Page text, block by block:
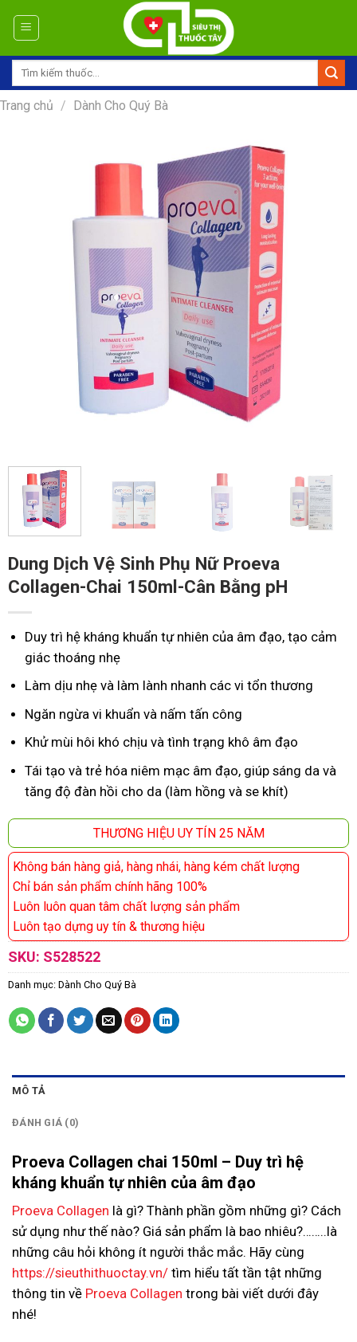
Tìm
Trang chủ / Dành Cho Quý Bà
Dung Dịch Vệ Sinh Phụ Nữ Proeva
Collagen-Chai 150ml-Cân Bằng pH
Duy trì hệ kháng khuẩn tự nhiên của âm đạo, tạo cảm
giác thoáng nhẹ
Làm dịu nhẹ và làm lành nhanh các vi tổn thương
Ngăn ngừa vi khuẩn và nấm tấn công
Khử mùi hôi khó chịu và tình trạng khô âm đạo
Tái tạo và trẻ hóa niêm mạc âm đạo, giúp sáng da và
tăng độ đàn hồi cho da (làm hồng và se khít)
THƯƠNG HIỆU UY TÍN 25 NĂM
Không bán hàng giả, hàng nhái, hàng kém chất lượng
Chỉ bán sản phẩm chính hãng 100%
Luôn luôn quan tâm chất lượng sản phẩm
Luôn tạo dựng uy tín & thương hiệu
SKU: S528522
Danh mục: Dành Cho Quý Bà
MÔ TẢ
ĐÁNH GIÁ (0)
Proeva Collagen chai 150ml – Duy trì hệ
kháng khuẩn tự nhiên của âm đạo
Proeva Collagen là gì? Thành phần gồm những gì? Cách
sử dụng như thế nào? Giá sản phẩm là bao nhiêu?……..là
những câu hỏi không ít người thắc mắc. Hãy cùng
https://sieuthithuoctay.vn/ tìm hiểu tất tần tật những
thông tin về Proeva Collagen trong bài viết dưới đây
nhé!